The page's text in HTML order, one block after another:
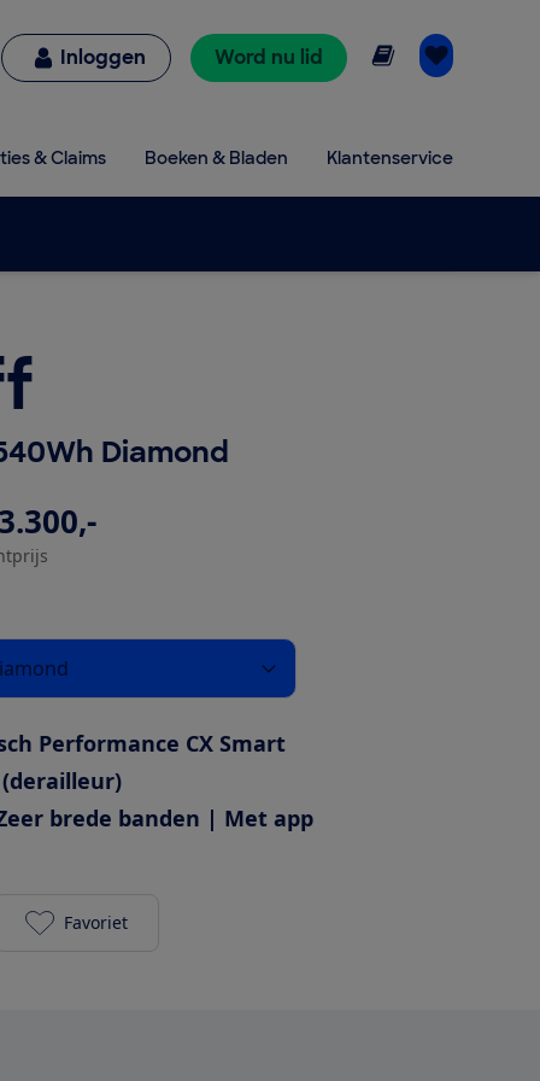
Inloggen Word nu lid Online lezen
& Claims Boeken & Bladen Klantenservice
Diamond
Performance CX Smart
brede banden | Met app
Kalkhoff Entice 3 Season 540Wh Diamond
Favoriet